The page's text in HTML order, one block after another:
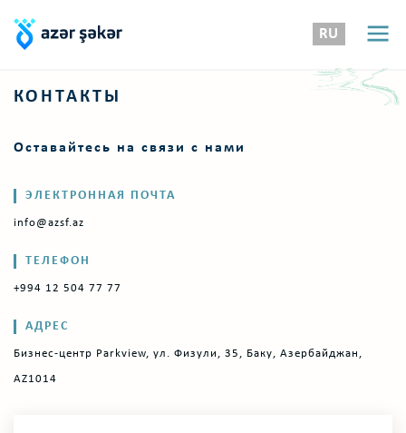
RU
КОНТАКТЫ
Оставайтесь на связи с нами
ЭЛЕКТРОННАЯ ПОЧТА
info@azsf.az
ТЕЛЕФОН
+994 12 504 77 77
АДРЕС
Бизнес-центр Parkview, ул. Физули, 35, Баку, Азербайджан,
AZ1014